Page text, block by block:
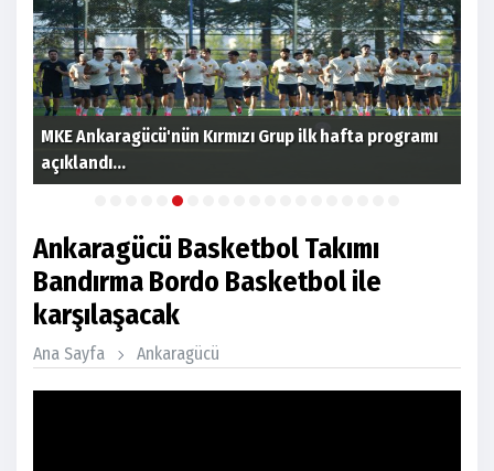
MKE Ankaragücü'nün Kırmızı Grup ilk hafta programı
açıklandı...
Ankaragücü Basketbol Takımı
Bandırma Bordo Basketbol ile
karşılaşacak
Ana Sayfa Ankaragücü